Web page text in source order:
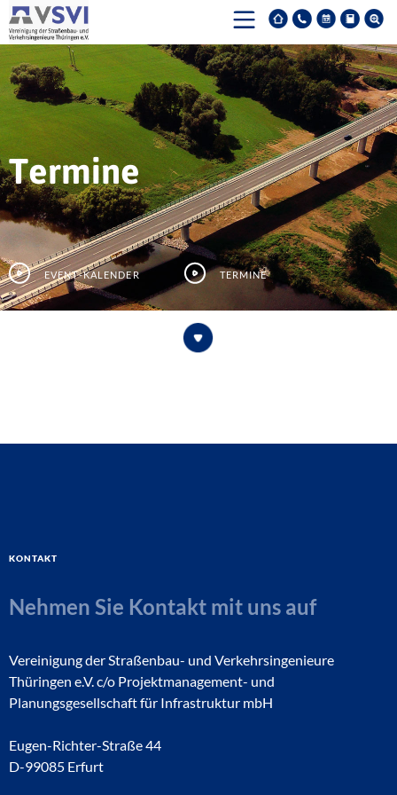
Termine
Event-Kalender Termine
Kontakt
Nehmen Sie Kontakt mit uns auf
Vereinigung der Straßenbau- und Verkehrsingenieure
Thüringen e.V. c/o Projektmanagement- und
Planungsgesellschaft für Infrastruktur mbH
Eugen-Richter-Straße 44
D-99085 Erfurt